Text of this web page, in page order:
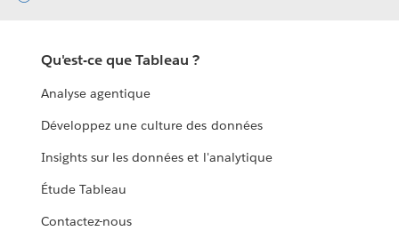
Qu'est-ce que Tableau ?
Analyse agentique
Développez une culture des données
Insights sur les données et l'analytique
Étude Tableau
Contactez-nous